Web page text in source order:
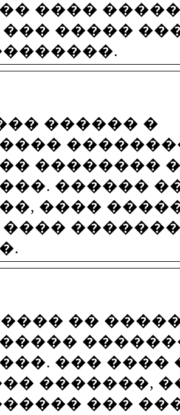
����
�����
������ �
��������
������
����
��
��� ����
�������,
���